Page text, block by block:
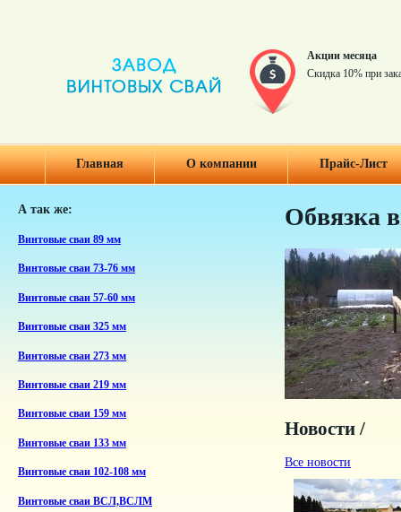
Акции месяца
Скидка 10% при
Главная О компании Прайс-Лист
А так же:
Винтовые сваи 89 мм
Винтовые сваи 73-76 мм
Винтовые сваи 57-60 мм
Винтовые сваи 325 мм
Винтовые сваи 273 мм
Винтовые сваи 219 мм
Винтовые сваи 159 мм
Винтовые сваи 133 мм
Винтовые сваи 102-108 мм
Винтовые сваи ВСЛ,ВСЛМ
Обвязка
Новости /
Все новости